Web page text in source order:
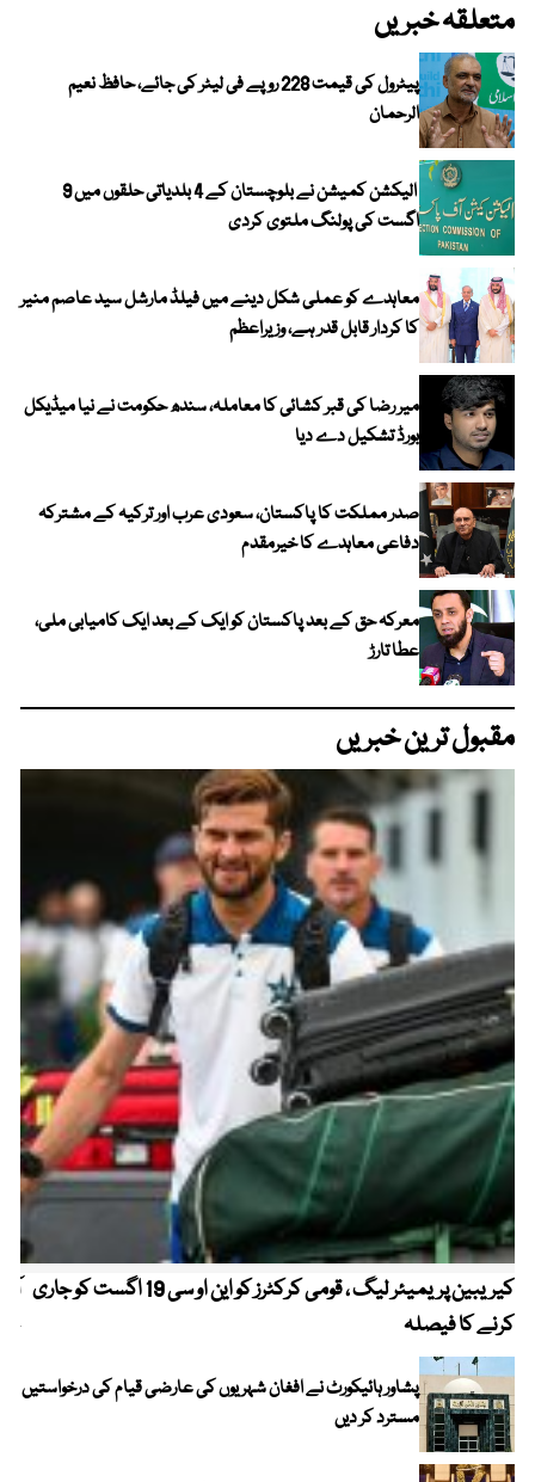
متعلقہ خبریں
پیٹرول کی قیمت 228 روپے فی لیٹر کی جائے، حافظ نعیم
الرحمان
الیکشن کمیشن نے بلوچستان کے 4 بلدیاتی حلقوں میں 9
اگست کی پولنگ ملتوی کردی
معاہدے کو عملی شکل دینے میں فیلڈ مارشل سید عاصم منیر
کا کردار قابل قدر ہے، وزیراعظم
میر رضا کی قبر کشائی کا معاملہ، سندھ حکومت نے نیا میڈیکل
بورڈ تشکیل دے دیا
صدر مملکت کا پاکستان، سعودی عرب اور ترکیہ کے مشترکہ
دفاعی معاہدے کا خیرمقدم
معرکہ حق کے بعد پاکستان کو ایک کے بعد ایک کامیابی ملی،
عطا تارڑ
مقبول ترین خبریں
کیریبین پریمیئر لیگ ، قومی کرکٹرز کو این او سی 19 اگست کو جاری
کرنے کا فیصلہ
پشاور ہائیکورٹ نے افغان شہریوں کی عارضی قیام کی درخواستیں
مسترد کر دیں